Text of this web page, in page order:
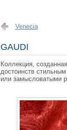
Venecia
GAUDI
Коллекция,
достоинств
или замысловатыми